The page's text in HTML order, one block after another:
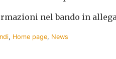
nel bando in
, Home page, News